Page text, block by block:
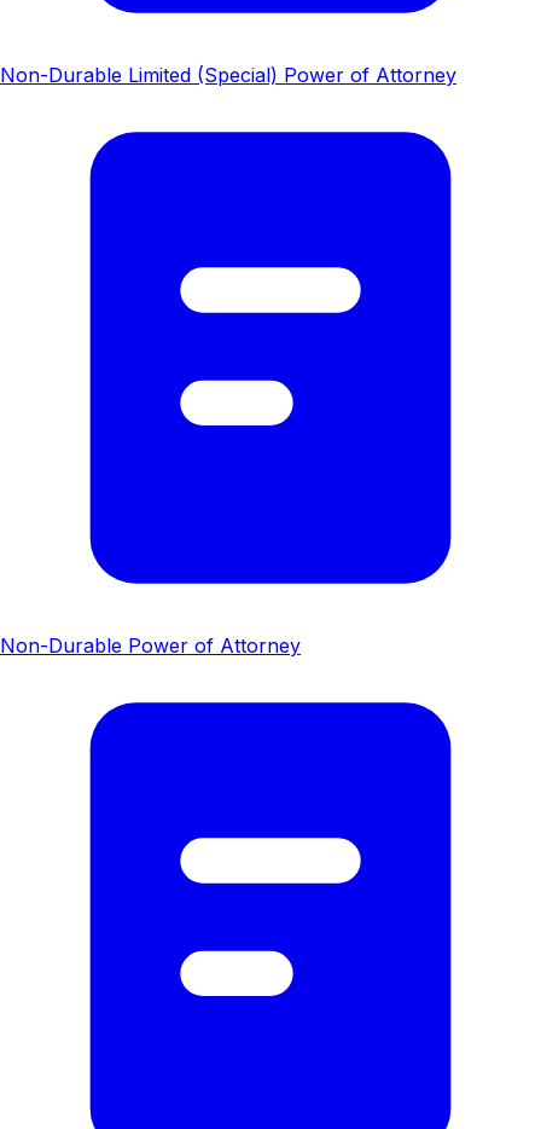
Non-Durable Limited (Special) Power of Attorney
Non-Durable Power of Attorney